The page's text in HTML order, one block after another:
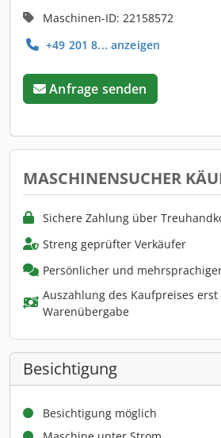
Maschinen-ID: 22158572
+49 201 8... anzeigen
Anfrage senden
MASCHINENSUCHER
Sichere Zahlung über
Streng geprüfter Verkäufer
Persönlicher und
Auszahlung des Kaufpreises erst
Warenübergabe
Besichtigung
Besichtigung möglich